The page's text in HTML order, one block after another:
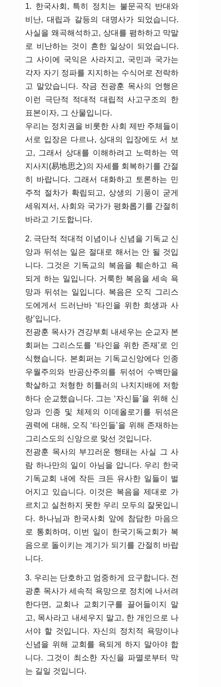
1. 한국사회, 특히 정치는 불문곡직 반대와
비난, 대립과 갈등의 대명사가 되었습니다.
사실을 왜곡해석하고, 상대를 폄하하고 막말
로 비난하는 것이 흔한 일상이 되었습니다.
그 사이에 국익은 사라지고, 국민과 국가는
각자 자기 정파를 지지하는 수식어로 전락하
고 말았습니다. 작금 전광훈 목사의 언행은
이런 극단적 적대적 대립적 사고구조의 한
표본이자, 그 산물입니다.
우리는 정치권을 비롯한 사회 제반 주체들이
서로 입장은 다르나, 상대의 입장에도 서 보
고, 그래서 상대를 이해하려고 노력하는 역
지사지(易地思之)의 자세를 회복하기를 간절
히 바랍니다. 그래서 대화하고 토론하는 민
주적 절차가 확립되고, 상생의 기풍이 굳게
세워져서, 사회와 국가가 평화롭기를 간절히
바라고 기도합니다.
2. 극단적 적대적 이념이나 신념을 기독교 신
앙과 뒤섞는 일은 절대로 해서는 안 될 것입
니다. 그것은 기독교의 복음을 훼손하고 욕
되게 하는 일입니다. 거룩한 복음을 세속 욕
망과 뒤섞는 일입니다. 복음은 오직 그리스
도에게서 드러난바 ‘타인을 위한 희생과 사
랑’입니다.
전광훈 목사가 견강부회 내세우는 순교자 본
회퍼는 그리스도를 ‘타인을 위한 존재’로 인
식했습니다. 본회퍼는 기독교신앙에다 인종
우월주의와 반공산주의를 뒤섞어 수백만을
학살하고 처형한 히틀러의 나치지배에 저항
하다 순교했습니다. 그는 ‘자신들’을 위해 신
앙과 인종 및 체제의 이데올로기를 뒤섞은
권력에 대해, 오직 ‘타인들’을 위해 존재하는
그리스도의 신앙으로 맞선 것입니다.
전광훈 목사의 부끄러운 행태는 사실 그 사
람 하나만의 일이 아님을 압니다. 우리 한국
기독교회 내에 작든 크든 유사한 일들이 벌
어지고 있습니다. 이것은 복음을 제대로 가
르치고 실천하지 못한 우리 모두의 잘못입니
다. 하나님과 한국사회 앞에 참담한 마음으
로 통회하며, 이번 일이 한국기독교회가 복
음으로 돌이키는 계기가 되기를 간절히 바랍
니다.
3. 우리는 단호하고 엄중하게 요구합니다. 전
광훈 목사가 세속적 욕망으로 정치에 나서려
한다면, 교회나 교회기구를 끌어들이지 말
고, 목사라고 내세우지 말고, 한 개인으로 나
서야 할 것입니다. 자신의 정치적 욕망이나
신념을 위해 교회를 욕되게 하지 말아야 합
니다. 그것이 최소한 자신을 파멸로부터 막
는 길일 것입니다.